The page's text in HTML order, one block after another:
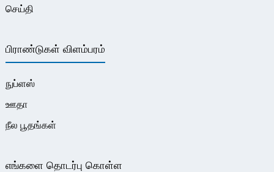
செய்தி
பிராண்டுகள் விளம்பரம்
நுப்ளஸ்
ஊதா
நீல பூதங்கள்
எங்களை தொடர்பு கொள்ள